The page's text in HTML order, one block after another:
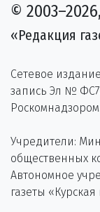
©
«Редакция
Сетевое
запись Эл №
Роскомнадзором.
Учредители:
общественных
Автономное
газеты